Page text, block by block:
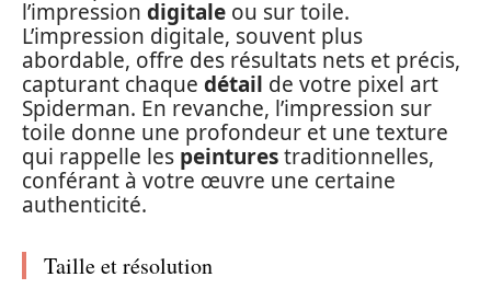
l’impression digitale ou sur toile.
L’impression digitale, souvent plus
abordable, offre des résultats nets et précis,
capturant chaque détail de votre pixel art
Spiderman. En revanche, l’impression sur
toile donne une profondeur et une texture
qui rappelle les peinturestraditionnelles,
conférant à votre œuvre une certaine
authenticité.
Taille et résolution